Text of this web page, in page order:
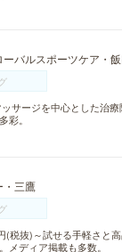
ーバルスポーツケア・
サージを中心とした治
。
・三鷹
(税抜)～試せる手軽さと
ディア掲載も多数。